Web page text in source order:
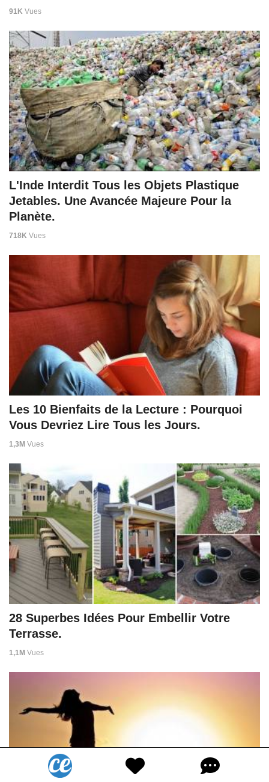
91K Vues
L'Inde Interdit Tous les Objets Plastique
Jetables. Une Avancée Majeure Pour la
Planète.
718K Vues
Les 10 Bienfaits de la Lecture : Pourquoi
Vous Devriez Lire Tous les Jours.
1,3M Vues
28 Superbes Idées Pour Embellir Votre
Terrasse.
1,1M Vues